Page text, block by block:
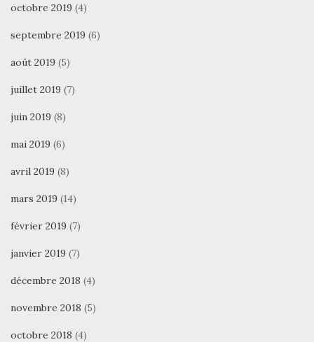
octobre 2019 (4)
septembre 2019 (6)
août 2019 (5)
juillet 2019 (7)
juin 2019 (8)
mai 2019 (6)
avril 2019 (8)
mars 2019 (14)
février 2019 (7)
janvier 2019 (7)
décembre 2018 (4)
novembre 2018 (5)
octobre 2018 (4)